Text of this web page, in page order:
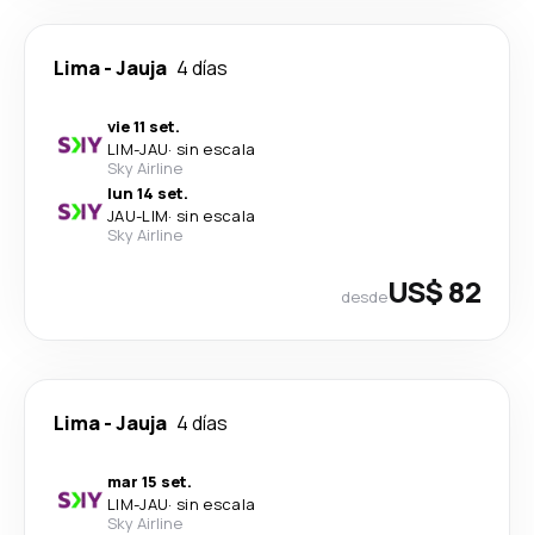
Lima-Jauja 4 días
vie 11 set.
LIM-JAU· sin escala
Sky Airline
lun 14 set.
JAU-LIM· sin escala
Sky Airline
desdeUS$ 82
Lima-Jauja 4 días
mar 15 set.
LIM-JAU· sin escala
Sky Airline